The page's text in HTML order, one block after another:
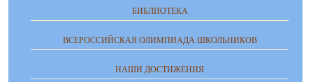
БИБЛИОТЕКА
ВСЕРОССИЙСКАЯ ОЛИМПИАДА ШКОЛЬНИКОВ
НАШИ ДОСТИЖЕНИЯ